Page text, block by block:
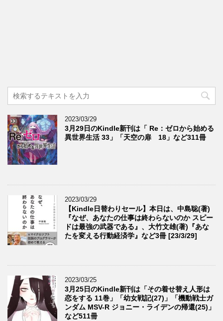
2023/03/29
3月29日のKindle新刊は「 Re：ゼロから始める
異世界生活 33」「天空の扉 18」など311冊
2023/03/29
【Kindle日替わりセール】本日は、中島聡(著)
『なぜ、あなたの仕事は終わらないのか スピー
ドは最強の武器である』、大竹文雄(著)『あな
たを変える行動経済学』など3冊 [23/3/29]
2023/03/25
3月25日のKindle新刊は「その着せ替え人形は
恋をする 11巻」「幼女戦記(27)」「機動戦士ガ
ンダム MSV-R ジョニー・ライデンの帰還(25)」
など511冊